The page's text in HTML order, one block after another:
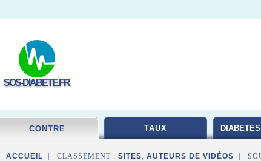
SOS-DIABETE.FR
CONTRE TAUX
ACCUEIL | CLASSEMENT : SITES, AUTEURS DE VIDÉOS |